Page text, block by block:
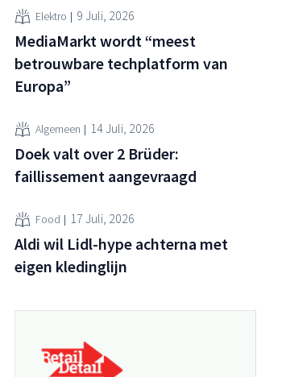
Elektro 9 Juli, 2026
MediaMarkt wordt “meest
betrouwbare techplatform van
Europa”
Algemeen 14 Juli, 2026
Doek valt over 2 Brüder:
faillissement aangevraagd
Food 17 Juli, 2026
Aldi wil Lidl-hype achterna met
eigen kledinglijn